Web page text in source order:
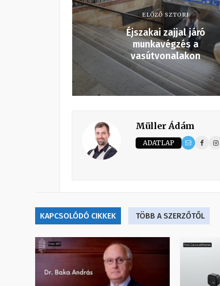
ELŐZŐ SZTORI
Éjszakai zajjal járó
munkavégzés a
vasútvonalakon
Müller Ádám
ADATLAP
KAPCSOLÓDÓ CIKKEK TÖBB A SZERZŐTŐL